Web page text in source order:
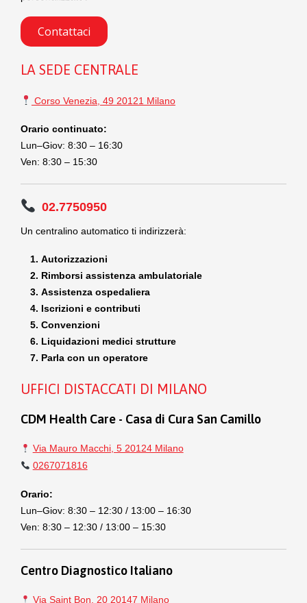
Contattaci
LA SEDE CENTRALE
Corso Venezia, 49 20121 Milano
Orario continuato:
Lun–Giov: 8:30 – 16:30
Ven: 8:30 – 15:30
02.7750950
Un centralino automatico ti indirizzerà:
Autorizzazioni
Rimborsi assistenza ambulatoriale
Assistenza ospedaliera
Iscrizioni e contributi
Convenzioni
Liquidazioni medici strutture
Parla con un operatore
UFFICI DISTACCATI DI MILANO
CDM Health Care - Casa di Cura San Camillo
Via Mauro Macchi, 5 20124 Milano
0267071816
Orario:
Lun–Giov: 8:30 – 12:30 / 13:00 – 16:30
Ven: 8:30 – 12:30 / 13:00 – 15:30
Centro Diagnostico Italiano
Via Saint Bon, 20 20147 Milano